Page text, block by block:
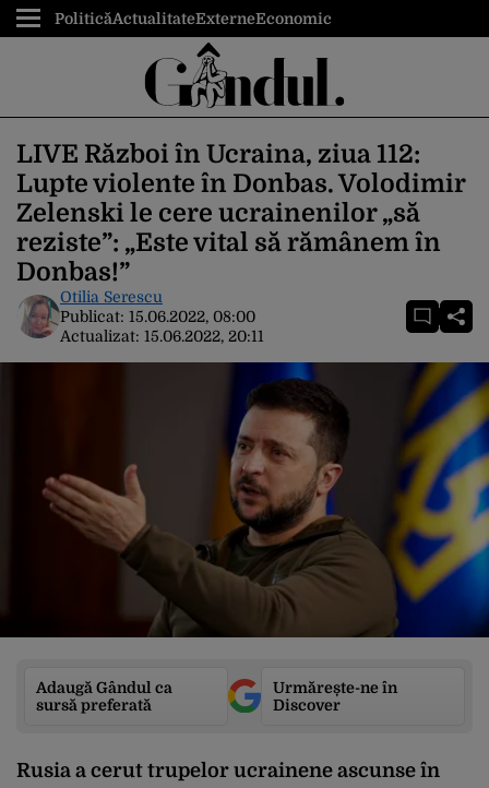
PoliticăActualitateExterneEconomic
LIVE Război în Ucraina, ziua 112:
Lupte violente în Donbas. Volodimir
Zelenski le cere ucrainenilor „să
reziste”: „Este vital să rămânem în
Donbas!”
Otilia Serescu
Publicat: 15.06.2022, 08:00
Actualizat: 15.06.2022, 20:11
Adaugă Gândul ca
sursă preferată
Urmărește-ne în
Discover
Rusia a cerut trupelor ucrainene ascunse în